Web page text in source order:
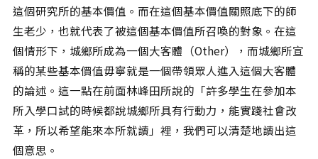
標籤雲
相關網站
關於
關於本站
團隊成員
出版品
這個研究所的基本價值。而在這個基本價值關照底下的師
生老少，也就代表了被這個基本價值所召喚的對象。在這
個情形下，城鄉所成為一個大客體（Other），而城鄉所宣
稱的某些基本價值毋寧就是一個帶領眾人進入這個大客體
的論述。這一點在前面林峰田所說的「許多學生在參加本
所入學口試的時候都說城鄉所具有行動力，能實踐社會改
革，所以希望能來本所就讀」裡，我們可以清楚地讀出這
個意思。